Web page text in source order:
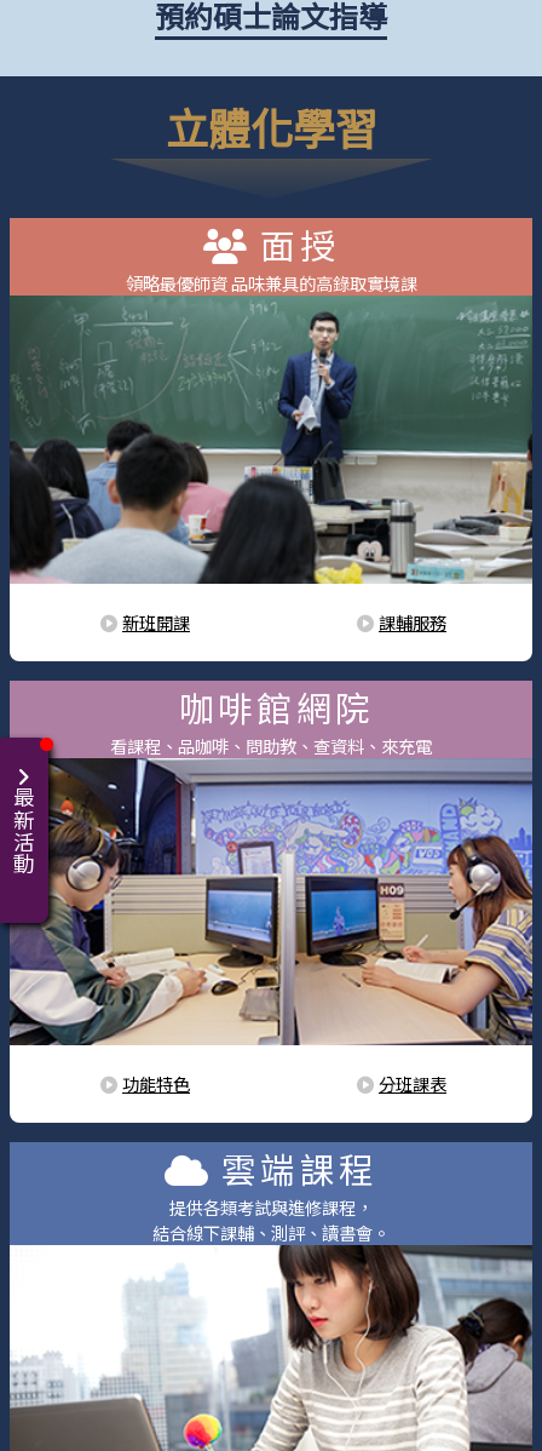
預約碩士論文指導
立體化學習
面授
領略最優師資 品味兼具的高錄取實境課
新班開課 課輔服務
咖啡館網院
看課程、品咖啡、問助教、查資料、來充電
功能特色 分班課表
雲端課程
提供各類考試與進修課程，
結合線下課輔、測評、讀書會。
最新活動